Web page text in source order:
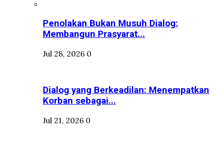
Penolakan Bukan Musuh Dialog:
Membangun Prasyarat...
Jul 28, 2026 0
Dialog yang Berkeadilan: Menempatkan
Korban sebagai...
Jul 21, 2026 0